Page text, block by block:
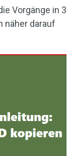
Vorgänge in 3
näher darauf